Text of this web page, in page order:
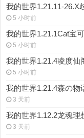
我的世界1.21.11-26.X
5 小时前
我的世界1.21.1Cat宝
5 小时前
我的世界1.21.4凌度仙
5 小时前
我的世界1.21.4森の物
3 天前
我的世界1.12.2龙魂理
3 天前